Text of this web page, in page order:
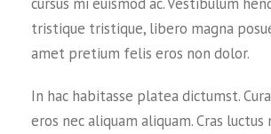
tristique tristique, libero magna
amet pretium felis eros non dolor.
In hac habitasse platea dictumst.
eros nec aliquam aliquam. Cras luctus